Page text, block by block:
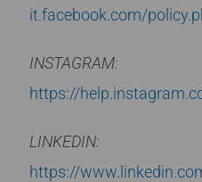
it.facebook.com/
INSTAGRAM:
https://
LINKEDIN:
https://